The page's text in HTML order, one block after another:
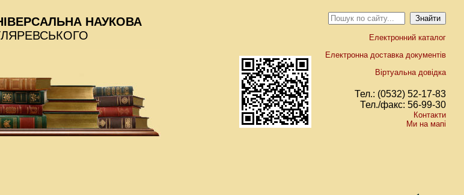
НАУКОВА
Електронний каталог
Електронна доставка документів
Віртуальна довідка
Тел.: (0532) 52-17-83
Тел./факс: 56-99-30
Контакти
Ми на мапі